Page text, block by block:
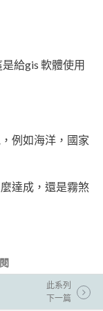
給gis 軟體使用
例如海洋，國家
達成，還是霧煞
此系列
下一篇